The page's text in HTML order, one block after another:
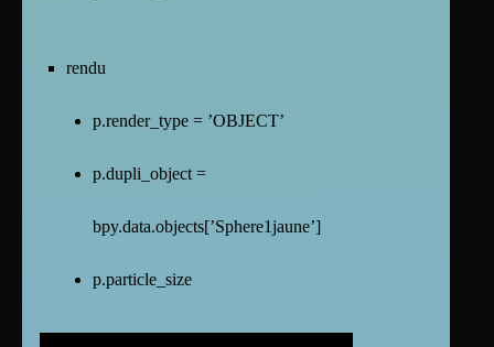
rendu
p.render_type = ’OBJECT’
p.dupli_object =
bpy.data.objects[’Sphere1jaune’]
p.particle_size